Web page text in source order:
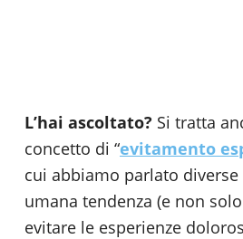
L’hai ascoltato? Si tratta
concetto di “evitamento
cui abbiamo parlato diverse
umana tendenza (e non
evitare le esperienze